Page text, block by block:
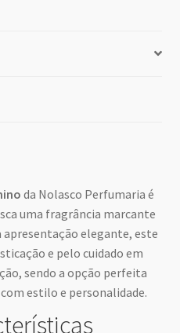
da Nolasco Perfumaria é
uma fragrância marcante
apresentação elegante, este
e pelo cuidado em
sendo a opção perfeita
estilo e personalidade.